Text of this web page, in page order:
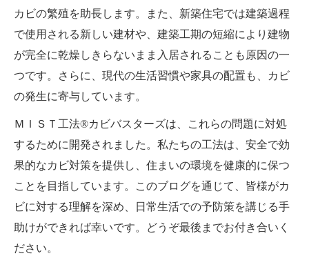
カビの繁殖を助長します。また、新築住宅では建築過程
で使用される新しい建材や、建築工期の短縮により建物
が完全に乾燥しきらないまま入居されることも原因の一
つです。さらに、現代の生活習慣や家具の配置も、カビ
の発生に寄与しています。
ＭＩＳＴ工法®カビバスターズは、これらの問題に対処
するために開発されました。私たちの工法は、安全で効
果的なカビ対策を提供し、住まいの環境を健康的に保つ
ことを目指しています。このブログを通じて、皆様がカ
ビに対する理解を深め、日常生活での予防策を講じる手
助けができれば幸いです。どうぞ最後までお付き合いく
ださい。